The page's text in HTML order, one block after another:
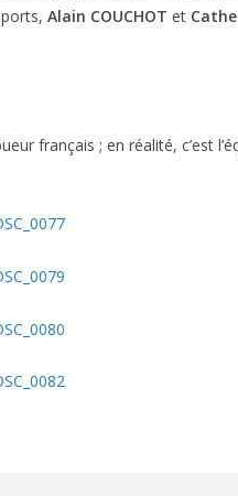
Alain COUCHOT et
français ; en réalité, c’est